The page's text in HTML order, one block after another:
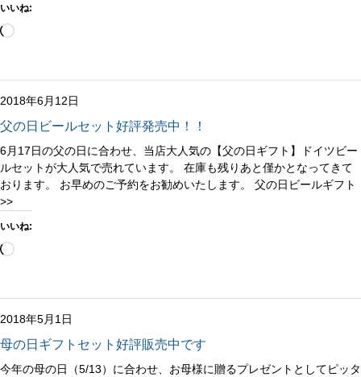
いいね:
読
み
中…
2018年6月12日
父の日ビールセット好評発売中！！
6月17日の父の日に合わせ、当店大人気の【父の日ギフト】ドイツビー
ルセットが大人気で売れています。 在庫も残りあと僅かとなってきて
おります。 お早めのご予約をお勧めいたします。 父の日ビールギフト
>>
いいね:
読
み
中…
2018年5月1日
母の日ギフトセット好評販売中です
今年の母の日（5/13）に合わせ、お母様に贈るプレゼントとしてピッタ